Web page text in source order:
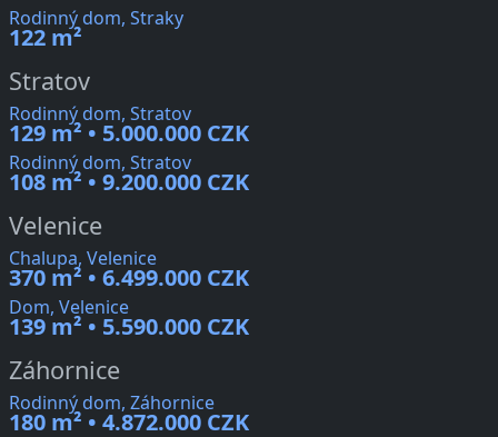
Rodinný dom, Straky
122 m²
Stratov
Rodinný dom, Stratov
129 m² • 5.000.000 CZK
Rodinný dom, Stratov
108 m² • 9.200.000 CZK
Velenice
Chalupa, Velenice
370 m² • 6.499.000 CZK
Dom, Velenice
139 m² • 5.590.000 CZK
Záhornice
Rodinný dom, Záhornice
180 m² • 4.872.000 CZK